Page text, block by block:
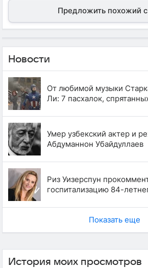
Предложить похожий
Новости
От любимой музыки
Ли: 7 пасхалок,
Умер узбекский актер и
Абдуманнон Убайдуллаев
Риз Уизерспун
госпитализацию 84-
Показать еще
История моих просмотров